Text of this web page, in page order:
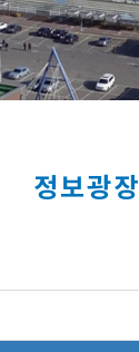
정보광장